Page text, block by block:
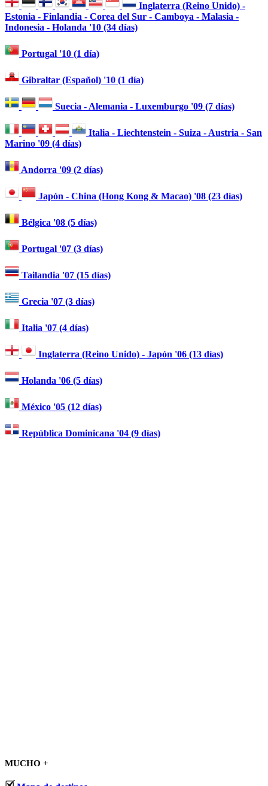
Inglaterra (Reino Unido) -
Estonia - Finlandia - Corea del Sur - Camboya - Malasia -
Indonesia - Holanda '10 (34 días)
Portugal '10 (1 día)
Gibraltar (Español) '10 (1 día)
Suecia - Alemania - Luxemburgo '09 (7 días)
Italia - Liechtenstein - Suiza - Austria - San
Marino '09 (4 días)
Andorra '09 (2 días)
Japón - China (Hong Kong & Macao) '08 (23 días)
Bélgica '08 (5 días)
Portugal '07 (3 días)
Tailandia '07 (15 días)
Grecia '07 (3 días)
Italia '07 (4 días)
Inglaterra (Reino Unido) - Japón '06 (13 días)
Holanda '06 (5 días)
México '05 (12 días)
República Dominicana '04 (9 días)
MUCHO +